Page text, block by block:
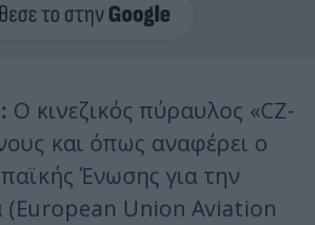
Ο κινεζικός πύραυλος «CZ-
και όπως αναφέρει ο
Ένωσης για την
(European Union Aviation